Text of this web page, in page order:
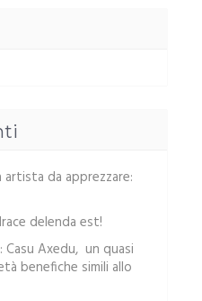
artista da apprezzare:
delenda est!
Casu Axedu, un quasi
benefiche simili allo